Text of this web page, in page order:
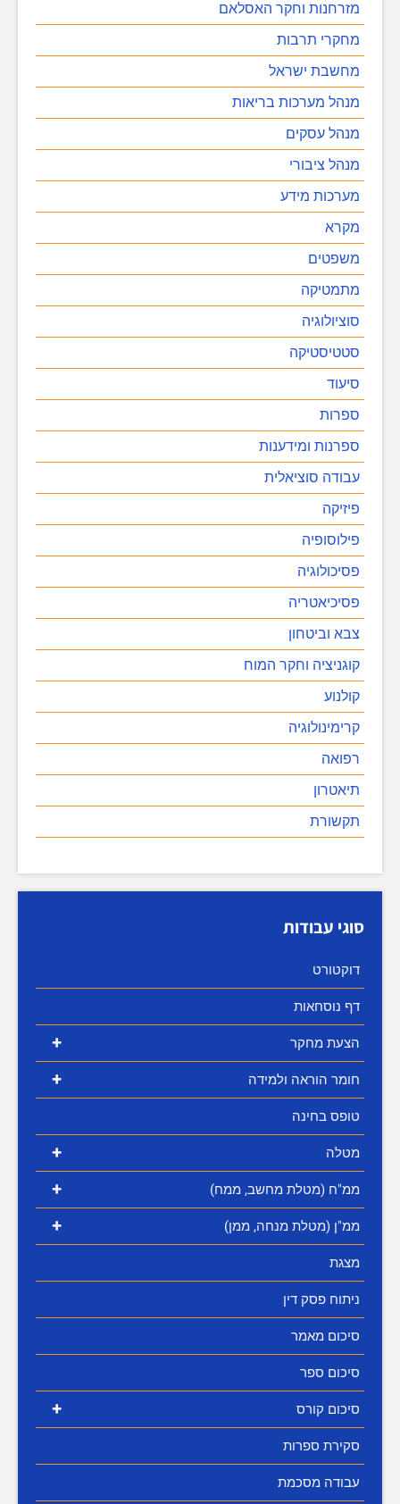
מזרחנות וחקר האסלאם
מחקרי תרבות
מחשבת ישראל
מנהל מערכות בריאות
מנהל עסקים
מנהל ציבורי
מערכות מידע
מקרא
משפטים
מתמטיקה
סוציולוגיה
סטטיסטיקה
סיעוד
ספרות
ספרנות ומידענות
עבודה סוציאלית
פיזיקה
פילוסופיה
פסיכולוגיה
פסיכיאטריה
צבא וביטחון
קוגניציה וחקר המוח
קולנוע
קרימינולוגיה
רפואה
תיאטרון
תקשורת
סוגי עבודות
דוקטורט
דף נוסחאות
+ הצעת מחקר
+
חומר הוראה ולמידה
טופס בחינה
+ מטלה
+ ממ"ח (מטלת מחשב, ממח)
+
ממ"ן (מטלת מנחה, ממן)
מצגת
ניתוח פסק דין
סיכום מאמר
סיכום ספר
+
סיכום קורס
סקירת ספרות
עבודה מסכמת